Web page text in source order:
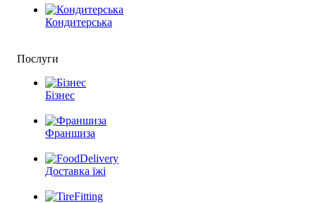
Кондитерська
Послуги
Бізнес
Франшиза
Доставка їжі